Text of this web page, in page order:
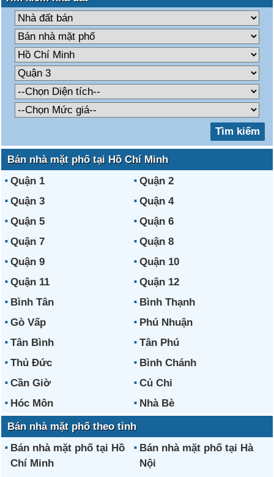
Bán nhà mặt phố tại Hồ Chí Minh
Quận 1
Quận 2
Quận 3
Quận 4
Quận 5
Quận 6
Quận 7
Quận 8
Quận 9
Quận 10
Quận 11
Quận 12
Bình Tân
Bình Thạnh
Gò Vấp
Phú Nhuận
Tân Bình
Tân Phú
Thủ Đức
Bình Chánh
Cần Giờ
Củ Chi
Hóc Môn
Nhà Bè
Bán nhà mặt phố theo tỉnh
Bán nhà mặt phố tại Hồ
Chí Minh
Bán nhà mặt phố tại Hà
Nội